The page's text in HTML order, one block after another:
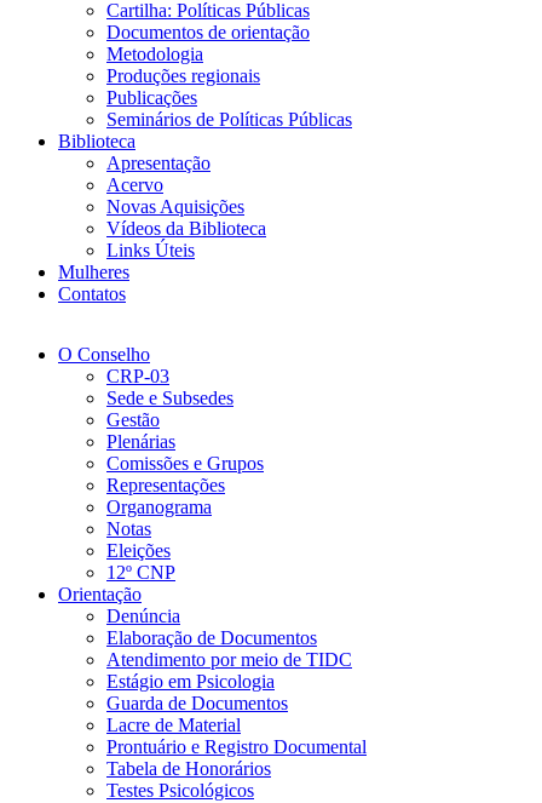
Cartilha: Políticas Públicas
Documentos de orientação
Metodologia
Produções regionais
Publicações
Seminários de Políticas Públicas
Biblioteca
Apresentação
Acervo
Novas Aquisições
Vídeos da Biblioteca
Links Úteis
Mulheres
Contatos
O Conselho
CRP-03
Sede e Subsedes
Gestão
Plenárias
Comissões e Grupos
Representações
Organograma
Notas
Eleições
12º CNP
Orientação
Denúncia
Elaboração de Documentos
Atendimento por meio de TIDC
Estágio em Psicologia
Guarda de Documentos
Lacre de Material
Prontuário e Registro Documental
Tabela de Honorários
Testes Psicológicos